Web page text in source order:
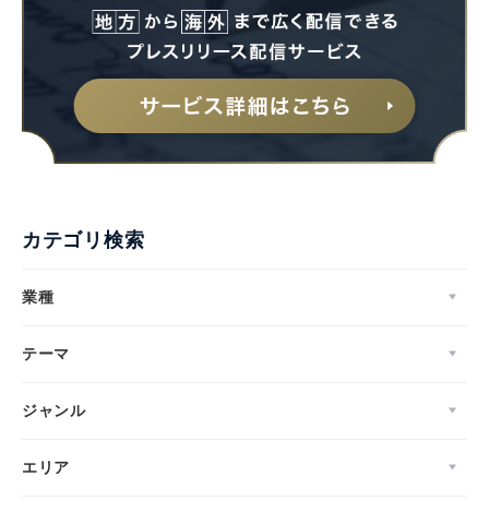
カテゴリ検索
業種
テーマ
ジャンル
エリア